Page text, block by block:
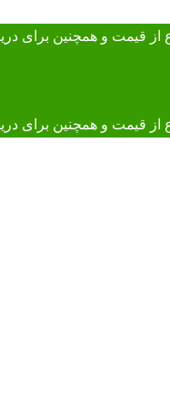
از قیمت و همچنین برای
و همچنین برای دریافت